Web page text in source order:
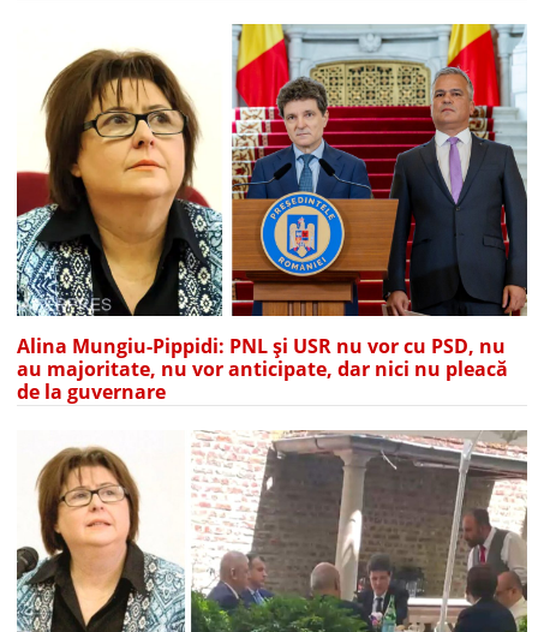
Alina Mungiu-Pippidi: PNL și USR nu vor cu PSD, nu
au majoritate, nu vor anticipate, dar nici nu pleacă
de la guvernare